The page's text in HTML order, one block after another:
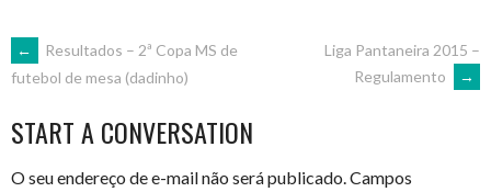
POST
NAVIGATION
←
Resultados – 2ª Copa MS de
futebol de mesa (dadinho)
Liga Pantaneira 2015 –
Regulamento
→
START A CONVERSATION
O seu endereço de e-mail não será publicado.Campos